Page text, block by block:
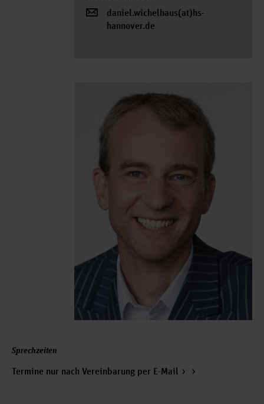
daniel.wichelhaus(at)hs-
hannover.de
Sprechzeiten
Termine nur nach Vereinbarung per E-Mail